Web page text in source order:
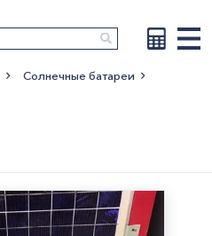
Солнечные батареи